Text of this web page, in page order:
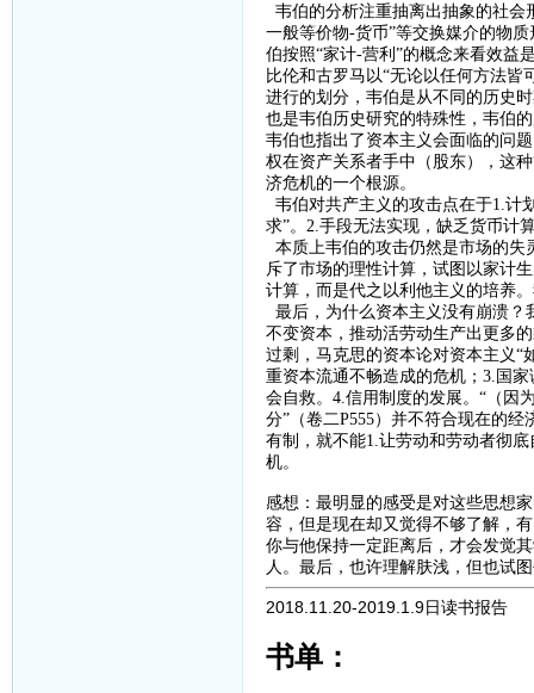
韦伯的分析注重抽离出抽象的社会
一般等价物-货币”等交换媒介的物
伯按照“家计-营利”的概念来看效益
比伦和古罗马以“无论以任何方法
进行的划分，韦伯是从不同的历史
也是韦伯历史研究的特殊性，韦伯
韦伯也指出了资本主义会面临的问
权在资产关系者手中（股东），这种
济危机的一个根源。
韦伯对共产主义的攻击点在于1. 计
求”。 2. 手段无法实现，缺乏货币计
本质上韦伯的攻击仍然是市场的失
斥了市场的理性计算，试图以家计
计算，而是代之以利他主义的培养
最后， 为什么资本主义没有崩溃？
不变资本，推动活劳动生产出更多
过剩，马克思的资本论对资本主义“
重资本流通不畅造成的危机； 3. 国家
会自救。 4. 信用制度的发展。 “（因
分”（卷二P555）并不符合现在的经
有制，就不能1. 让劳动和劳动者彻底
机。
感想：最明显的感受是对这些思想
容，但是现在却又觉得不够了解，
你与他保持一定距离后，才会发觉
人。最后，也许理解肤浅，但也试
2018.11.20-2019.1.9日读书报告
书单：